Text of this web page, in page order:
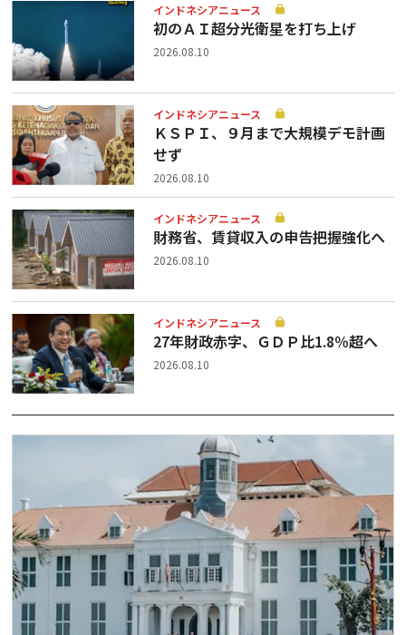
インドネシアニュース
初のＡＩ超分光衛星を打ち上げ
2026.08.10
インドネシアニュース
ＫＳＰＩ、９月まで大規模デモ計画
せず
2026.08.10
インドネシアニュース
財務省、賃貸収入の申告把握強化へ
2026.08.10
インドネシアニュース
27年財政赤字、ＧＤＰ比1.8％超へ
2026.08.10